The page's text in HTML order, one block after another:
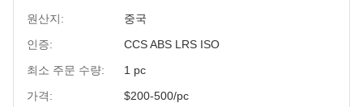
원산지:
중국
인증:
CCS ABS LRS ISO
최소 주문 수량:
1 pc
가격:
$200-500/pc